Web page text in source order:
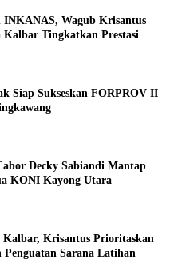
Wagub Krisantus
Kalbar Tingkatkan Prestasi
Siap Sukseskan FORPROV II
Decky Sabiandi Mantap
KONI Kayong Utara
Krisantus Prioritaskan
Penguatan Sarana Latihan